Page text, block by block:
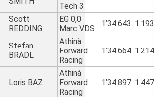
Tech 3
Scott
REDDING
EG 0,0
Marc VDS
1’34.643 1.193
Stefan
BRADL
Athinà
Forward
Racing
1’34.664 1.214
Loris BAZ
Athinà
Forward
Racing
1’34.897 1.447